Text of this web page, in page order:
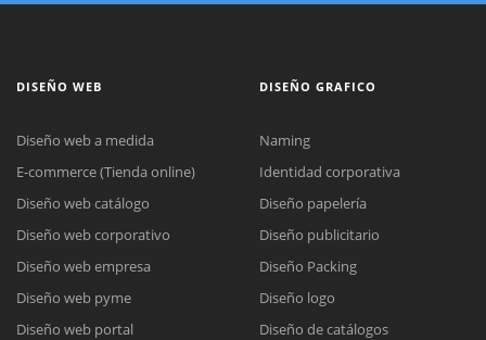
DISEÑO WEB
Diseño web a medida
E-commerce (Tienda online)
Diseño web catálogo
Diseño web corporativo
Diseño web empresa
Diseño web pyme
Diseño web portal
DISEÑO GRAFICO
Naming
Identidad corporativa
Diseño papelería
Diseño publicitario
Diseño Packing
Diseño logo
Diseño de catálogos